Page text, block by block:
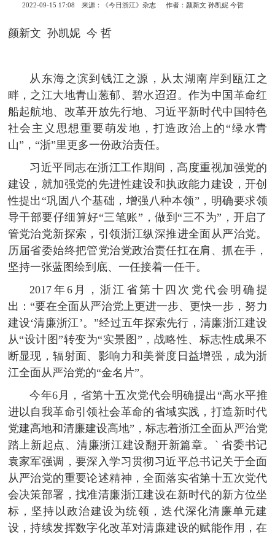
2022-09-15 17:08 来源：《今日浙江》杂志 作者：颜新文 孙凯妮 今哲
颜新文 孙凯妮 今 哲
从东海之滨到钱江之源，从太湖南岸到瓯江之
畔，之江大地青山葱郁、碧水迢迢。作为中国革命红
船起航地、改革开放先行地、习近平新时代中国特色
社会主义思想重要萌发地，打造政治上的“绿水青
山”，“浙”里更多一份政治责任。
习近平同志在浙江工作期间，高度重视加强党的
建设，就加强党的先进性建设和执政能力建设，开创
性提出“巩固八个基础，增强八种本领”，明确要求领
导干部要仔细算好“三笔账”，做到“三不为”，开启了
管党治党新探索，引领浙江纵深推进全面从严治党。
历届省委始终把管党治党政治责任扛在肩、抓在手，
坚持一张蓝图绘到底、一任接着一任干。
2017年6月，浙江省第十四次党代会明确提
出：“要在全面从严治党上更进一步、更快一步，努力
建设‘清廉浙江’。”经过五年探索先行，清廉浙江建设
从“设计图”转变为“实景图”，战略性、标志性成果不
断显现，辐射面、影响力和美誉度日益增强，成为浙
江全面从严治党的“金名片”。
今年6月，省第十五次党代会明确提出“高水平推
进以自我革命引领社会革命的省域实践，打造新时代
党建高地和清廉建设高地”，标志着浙江全面从严治党
踏上新起点、清廉浙江建设翻开新篇章。` 省委书记
袁家军强调，要深入学习贯彻习近平总书记关于全面
从严治党的重要论述精神，全面落实省第十五次党代
会决策部署，找准清廉浙江建设在新时代的新方位坐
标，坚持以政治建设为统领，迭代深化清廉单元建
设，持续发挥数字化改革对清廉建设的赋能作用，在